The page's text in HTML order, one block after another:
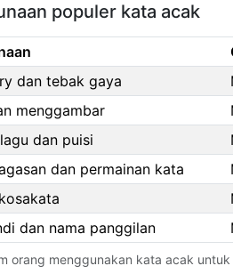
populer kata acak
dan tebak gaya
menggambar
dan puisi
dan permainan kata
dan nama panggilan
orang menggunakan kata acak